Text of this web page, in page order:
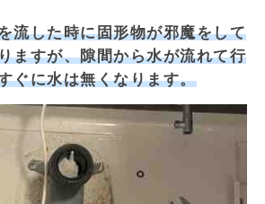
流した時に固形物が邪魔をして
ますが、隙間から水が流れて行
ぐに水は無くなります。